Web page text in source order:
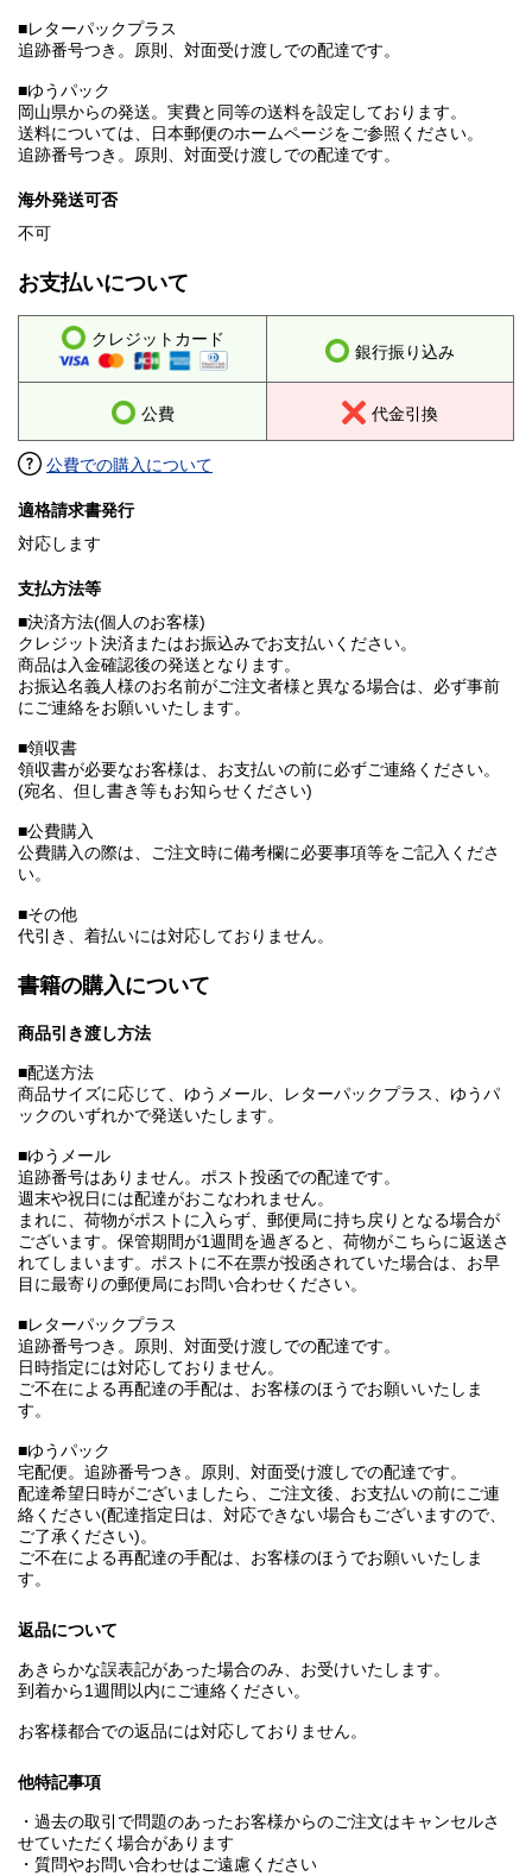
■レターパックプラス
追跡番号つき。原則、対面受け渡しでの配達です。
■ゆうパック
岡山県からの発送。実費と同等の送料を設定しております。
送料については、日本郵便のホームページをご参照ください。
追跡番号つき。原則、対面受け渡しでの配達です。
海外発送可否
不可
お支払いについて
クレジットカード
銀行振り込み
公費 代金引換
公費での購入について
適格請求書発行
対応します
支払方法等
■決済方法(個人のお客様)
クレジット決済またはお振込みでお支払いください。
商品は入金確認後の発送となります。
お振込名義人様のお名前がご注文者様と異なる場合は、必ず事前
にご連絡をお願いいたします。
■領収書
領収書が必要なお客様は、お支払いの前に必ずご連絡ください。
(宛名、但し書き等もお知らせください)
■公費購入
公費購入の際は、ご注文時に備考欄に必要事項等をご記入くださ
い。
■その他
代引き、着払いには対応しておりません。
書籍の購入について
商品引き渡し方法
■配送方法
商品サイズに応じて、ゆうメール、レターパックプラス、ゆうパ
ックのいずれかで発送いたします。
■ゆうメール
追跡番号はありません。ポスト投函での配達です。
週末や祝日には配達がおこなわれません。
まれに、荷物がポストに入らず、郵便局に持ち戻りとなる場合が
ございます。保管期間が1週間を過ぎると、荷物がこちらに返送さ
れてしまいます。ポストに不在票が投函されていた場合は、お早
目に最寄りの郵便局にお問い合わせください。
■レターパックプラス
追跡番号つき。原則、対面受け渡しでの配達です。
日時指定には対応しておりません。
ご不在による再配達の手配は、お客様のほうでお願いいたしま
す。
■ゆうパック
宅配便。追跡番号つき。原則、対面受け渡しでの配達です。
配達希望日時がございましたら、ご注文後、お支払いの前にご連
絡ください(配達指定日は、対応できない場合もございますので、
ご了承ください)。
ご不在による再配達の手配は、お客様のほうでお願いいたしま
す。
返品について
あきらかな誤表記があった場合のみ、お受けいたします。
到着から1週間以内にご連絡ください。
お客様都合での返品には対応しておりません。
他特記事項
・過去の取引で問題のあったお客様からのご注文はキャンセルさ
せていただく場合があります
・質問やお問い合わせはご遠慮ください